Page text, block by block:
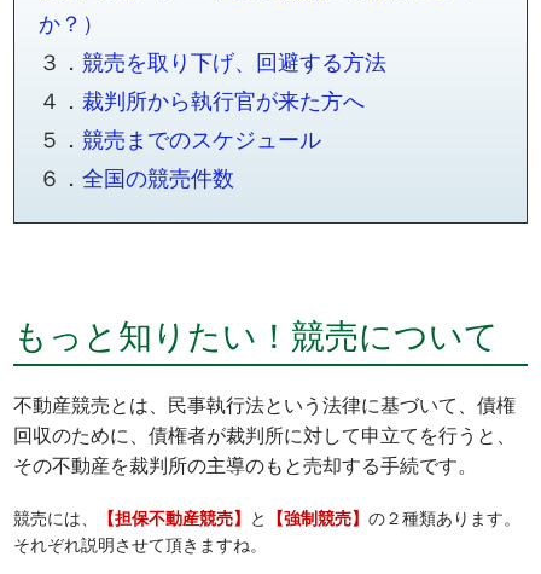
か？）
３．競売を取り下げ、回避する方法
４．裁判所から執行官が来た方へ
５．競売までのスケジュール
６．全国の競売件数
もっと知りたい！競売について
不動産競売とは、民事執行法という法律に基づいて、債権
回収のために、債権者が裁判所に対して申立てを行うと、
その不動産を裁判所の主導のもと売却する手続です。
競売には、 【担保不動産競売】 と 【強制競売】の２種類あります。
それぞれ説明させて頂きますね。